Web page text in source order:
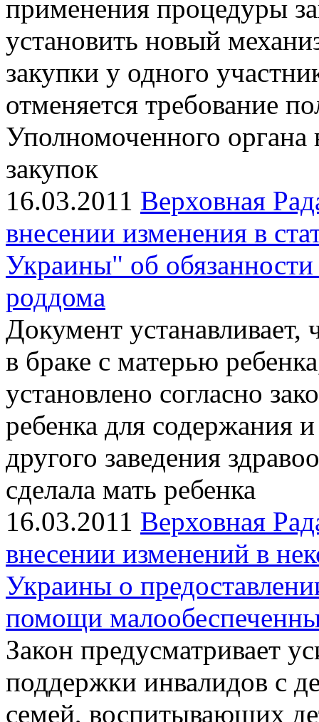
применения процедуры
установить новый
закупки у одного
отменяется требование
Уполномоченного органа
закупок
16.03.2011 Верховная
внесении изменения в
Украины" об обязанности
роддома
Документ устанавливает,
в браке с матерью
установлено согласно
ребенка для содержания
другого заведения
сделала мать ребенка
16.03.2011 Верховная
внесении изменений в
Украины о
помощи
Закон предусматривает
поддержки инвалидов с
семей, воспитывающих